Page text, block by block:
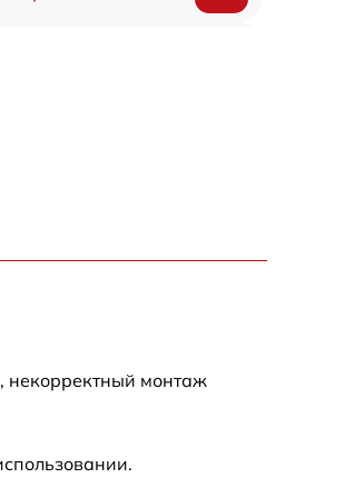
некорректный монтаж